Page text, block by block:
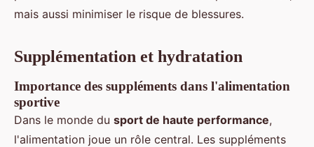
mais aussi minimiser le risque de blessures.
Supplémentation et hydratation
Importance des suppléments dans l'alimentation
sportive
Dans le monde du sport de haute performance,
l'alimentation joue un rôle central. Les suppléments